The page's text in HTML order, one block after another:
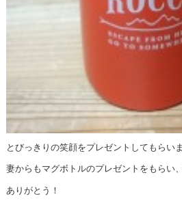
とびっきりの笑顔をプレゼントしてもらいま
妻からもマグボトルのプレゼントをもらい
ありがとう！